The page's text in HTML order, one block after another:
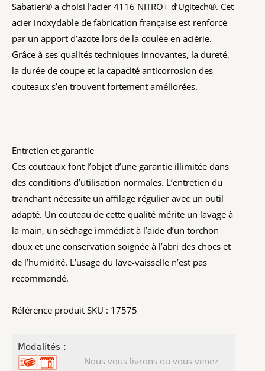
Sabatier® a choisi l’acier 4116 NITRO+ d’Ugitech®. Cet
acier inoxydable de fabrication française est renforcé
par un apport d’azote lors de la coulée en aciérie.
Grâce à ses qualités techniques innovantes, la dureté,
la durée de coupe et la capacité anticorrosion des
couteaux s’en trouvent fortement améliorées.
Entretien et garantie
Ces couteaux font l’objet d’une garantie illimitée dans
des conditions d’utilisation normales. L’entretien du
tranchant nécessite un affilage régulier avec un outil
adapté. Un couteau de cette qualité mérite un lavage à
la main, un séchage immédiat à l’aide d’un torchon
doux et une conservation soignée à l’abri des chocs et
de l’humidité. L’usage du lave-vaisselle n’est pas
recommandé.
Référence produit SKU : 17575
Modalités :
Nous vous livrons ou vous venez